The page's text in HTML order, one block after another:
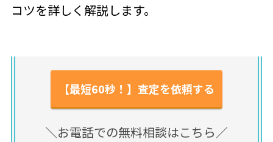
コツを詳しく解説します。
【最短60秒！】査定を依頼する
＼お電話での無料相談はこちら／